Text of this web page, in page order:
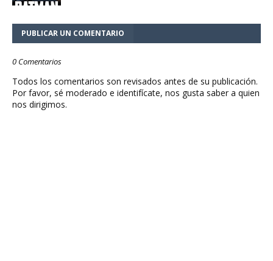
PUBLICAR UN COMENTARIO
0 Comentarios
Todos los comentarios son revisados antes de su publicación.
Por favor, sé moderado e identifícate, nos gusta saber a quien
nos dirigimos.